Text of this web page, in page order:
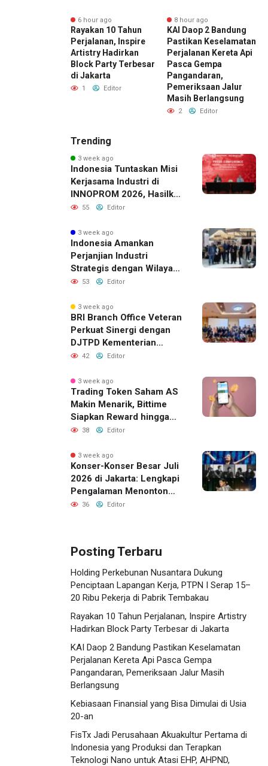
6 hour ago
Rayakan 10 Tahun
Perjalanan, Inspire
Artistry Hadirkan
Block Party Terbesar
di Jakarta
1 Editor
8 hour ago
KAI Daop 2 Bandung
Pastikan Keselamatan
Perjalanan Kereta Api
Pasca Gempa
Pangandaran,
Pemeriksaan Jalur
Masih Berlangsung
2 Editor
Trending
3 week ago
Indonesia Tuntaskan Misi
Kerjasama Industri di
INNOPROM 2026, Hasilkan
Belasan Kerja Sama
55 Editor
3 week ago
Indonesia Amankan
Perjanjian Industri
Strategis dengan Wilayah
Sverdlovsk, Rusia untuk
53 Editor
3 week ago
BRI Branch Office Veteran
Perkuat Sinergi dengan
DJTPD Kementerian
Komdigi RI melalui
Layanan BRI
42 Editor
3 week ago
Trading Token Saham AS
Makin Menarik, Bittime
Siapkan Reward hingga
Rp10 Juta
38 Editor
3 week ago
Konser-Konser Besar Juli
2026 di Jakarta: Lengkapi
Pengalaman Menonton
dengan Menginap Lebih
36 Editor
Posting Terbaru
Holding Perkebunan Nusantara Dukung
Penciptaan Lapangan Kerja, PTPN I Serap 15–
20 Ribu Pekerja di Pabrik Tembakau
Rayakan 10 Tahun Perjalanan, Inspire Artistry
Hadirkan Block Party Terbesar di Jakarta
KAI Daop 2 Bandung Pastikan Keselamatan
Perjalanan Kereta Api Pasca Gempa
Pangandaran, Pemeriksaan Jalur Masih
Berlangsung
Kebiasaan Finansial yang Bisa Dimulai di Usia
20-an
FisTx Jadi Perusahaan Akuakultur Pertama di
Indonesia yang Produksi dan Terapkan
Teknologi Nano untuk Atasi EHP, AHPND,